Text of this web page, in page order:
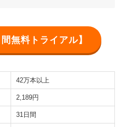
無料トライアル】
42万本以上
2,189円
31日間